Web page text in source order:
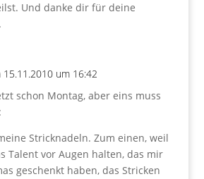
Und danke dir für deine
15.11.2010 um 16:42
schon Montag, aber eins muss
Stricknadeln. Zum einen, weil
Talent vor Augen halten, das mir
geschenkt haben, das Stricken